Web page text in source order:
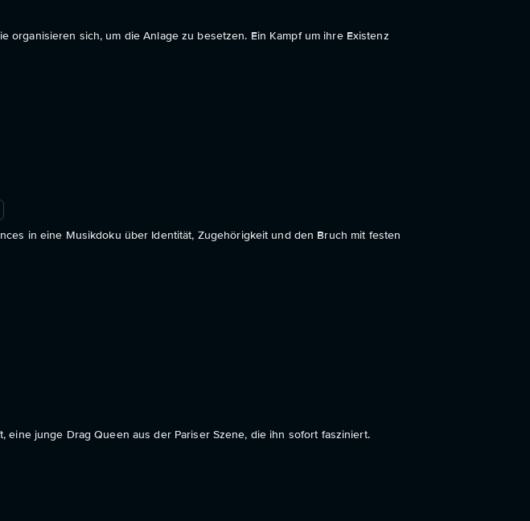
organisieren sich, um die Anlage zu besetzen. Ein Kampf um ihre Existenz
in eine Musikdoku über Identität, Zugehörigkeit und den Bruch mit festen
eine junge Drag Queen aus der Pariser Szene, die ihn sofort fasziniert.